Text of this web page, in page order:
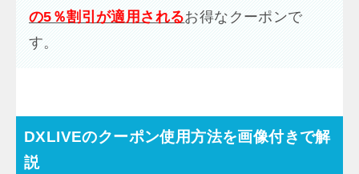
の5％割引が適用されるお得なクーポンで
す。
DXLIVEのクーポン使用方法を画像付きで解
説